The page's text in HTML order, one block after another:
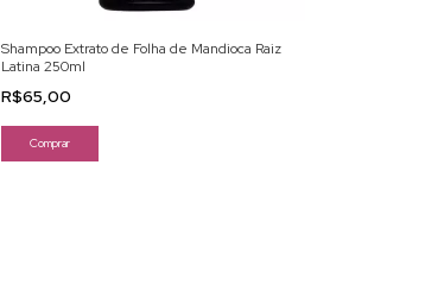
Shampoo Extrato de Folha de Mandioca Raiz
Latina 250ml
R$65,00